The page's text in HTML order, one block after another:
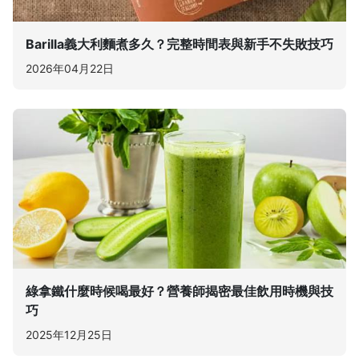
Barilla義大利麵煮多久？完整時間表與新手不失敗技巧
2026年04月22日
綠拿鐵什麼時候喝最好？營養師揭密最佳飲用時機與技
巧
2025年12月25日